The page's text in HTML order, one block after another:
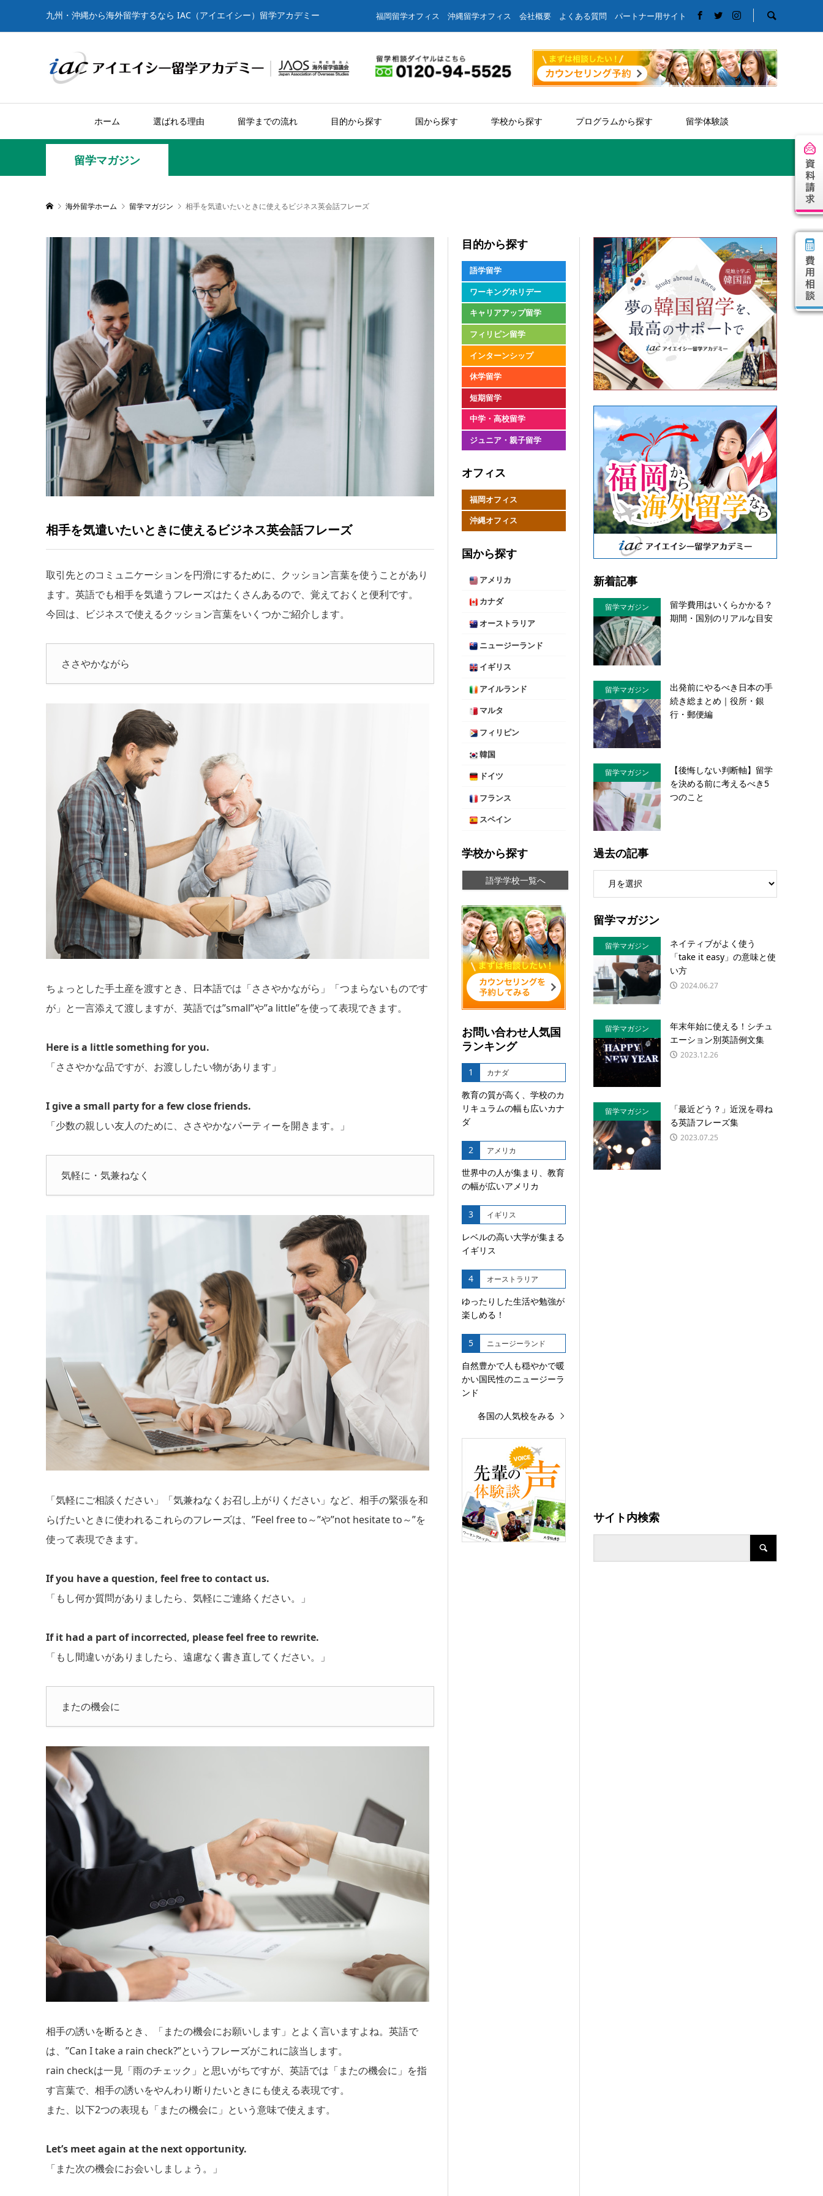
九州・沖縄から海外留学するなら IAC（アイエイシー）留学アカデミー 福岡留学オフィス 沖縄留学オフィス 会社概要 よくある質問 パートナー用サイト
ホーム 選ばれる理由 留学までの流れ 目的から探す 国から探す 学校から探す プログラムから探す 留学体験談
留学マガジン
海外留学ホーム 留学マガジン 相手を気遣いたいときに使えるビジネス英会話フレーズ
相手を気遣いたいときに使えるビジネス英会話フレーズ
取引先とのコミュニケーションを円滑にするために、クッション言葉を使うことがあり
ます。英語でも相手を気遣うフレーズはたくさんあるので、覚えておくと便利です。
今回は、ビジネスで使えるクッション言葉をいくつかご紹介します。
ささやかながら
ちょっとした手土産を渡すとき、日本語では「ささやかながら」「つまらないものです
が」と一言添えて渡しますが、英語では”small”や”a little”を使って表現できます。
Here is a little something for you.
「ささやかな品ですが、お渡ししたい物があります」
I give a small party for a few close friends.
「少数の親しい友人のために、ささやかなパーティーを開きます。」
気軽に・気兼ねなく
「気軽にご相談ください」「気兼ねなくお召し上がりください」など、相手の緊張を和
らげたいときに使われるこれらのフレーズは、”Feel free to～”や”not hesitate to～”を
使って表現できます。
If you have a question, feel free to contact us.
「もし何か質問がありましたら、気軽にご連絡ください。」
If it had a part of incorrected, please feel free to rewrite.
「もし間違いがありましたら、遠慮なく書き直してください。」
またの機会に
相手の誘いを断るとき、「またの機会にお願いします」とよく言いますよね。英語で
は、”Can I take a rain check?”というフレーズがこれに該当します。
rain checkは一見「雨のチェック」と思いがちですが、英語では「またの機会に」を指
す言葉で、相手の誘いをやんわり断りたいときにも使える表現です。
また、以下2つの表現も「またの機会に」という意味で使えます。
Let’s meet again at the next opportunity.
「また次の機会にお会いしましょう。」
目的から探す
語学留学
ワーキングホリデー
キャリアアップ留学
フィリピン留学
インターンシップ
休学留学
短期留学
中学・高校留学
ジュニア・親子留学
オフィス
福岡オフィス
沖縄オフィス
国から探す
アメリカ
カナダ
オーストラリア
ニュージーランド
イギリス
アイルランド
マルタ
フィリピン
韓国
ドイツ
フランス
スペイン
学校から探す
語学学校一覧へ
お問い合わせ人気国
ランキング
1 カナダ
教育の質が高く、学校のカ
リキュラムの幅も広いカナ
ダ
2 アメリカ
世界中の人が集まり、教育
の幅が広いアメリカ
3 イギリス
レベルの高い大学が集まる
イギリス
4 オーストラリア
ゆったりした生活や勉強が
楽しめる！
5 ニュージーランド
自然豊かで人も穏やかで暖
かい国民性のニュージーラ
ンド
各国の人気校をみる
新着記事
留学マガジン
留学費用はいくらかかる？
期間・国別のリアルな目安
留学マガジン
出発前にやるべき日本の手
続き総まとめ｜役所・銀
行・郵便編
留学マガジン
【後悔しない判断軸】留学
を決める前に考えるべき5
つのこと
過去の記事
留学マガジン
留学マガジン
ネイティブがよく使う
「take it easy」の意味と使
い方
2024.06.27
留学マガジン
年末年始に使える！シチュ
エーション別英語例文集
2023.12.26
留学マガジン
「最近どう？」近況を尋ね
る英語フレーズ集
2023.07.25
サイト内検索